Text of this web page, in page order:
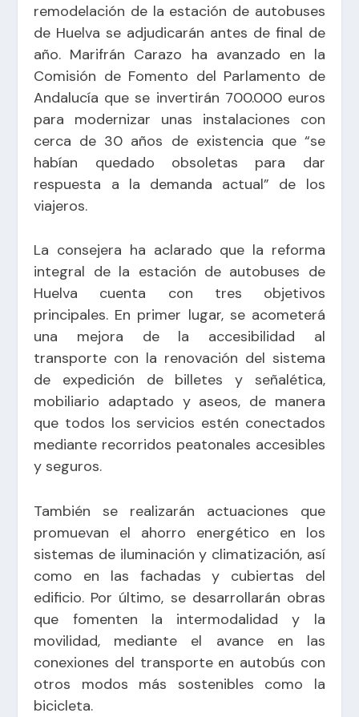
remodelación de la estación de autobuses
de Huelva se adjudicarán antes de final de
año. Marifrán Carazo ha avanzado en la
Comisión de Fomento del Parlamento de
Andalucía que se invertirán 700.000 euros
para modernizar unas instalaciones con
cerca de 30 años de existencia que “se
habían quedado obsoletas para dar
respuesta a la demanda actual” de los
viajeros.
La consejera ha aclarado que la reforma
integral de la estación de autobuses de
Huelva cuenta con tres objetivos
principales. En primer lugar, se acometerá
una mejora de la accesibilidad al
transporte con la renovación del sistema
de expedición de billetes y señalética,
mobiliario adaptado y aseos, de manera
que todos los servicios estén conectados
mediante recorridos peatonales accesibles
y seguros.
También se realizarán actuaciones que
promuevan el ahorro energético en los
sistemas de iluminación y climatización, así
como en las fachadas y cubiertas del
edificio. Por último, se desarrollarán obras
que fomenten la intermodalidad y la
movilidad, mediante el avance en las
conexiones del transporte en autobús con
otros modos más sostenibles como la
bicicleta.